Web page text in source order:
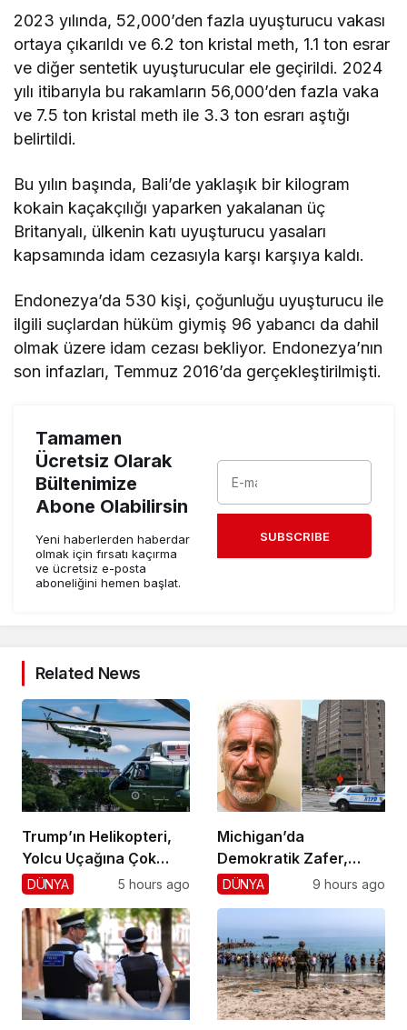
2023 yılında, 52,000’den fazla uyuşturucu vakası
ortaya çıkarıldı ve 6.2 ton kristal meth, 1.1 ton esrar
ve diğer sentetik uyuşturucular ele geçirildi. 2024
yılı itibarıyla bu rakamların 56,000’den fazla vaka
ve 7.5 ton kristal meth ile 3.3 ton esrarı aştığı
belirtildi.
Bu yılın başında, Bali’de yaklaşık bir kilogram
kokain kaçakçılığı yaparken yakalanan üç
Britanyalı, ülkenin katı uyuşturucu yasaları
kapsamında idam cezasıyla karşı karşıya kaldı.
Endonezya’da 530 kişi, çoğunluğu uyuşturucu ile
ilgili suçlardan hüküm giymiş 96 yabancı da dahil
olmak üzere idam cezası bekliyor. Endonezya’nın
son infazları, Temmuz 2016’da gerçekleştirilmişti.
Tamamen
Ücretsiz Olarak
Bültenimize
Abone Olabilirsin
Yeni haberlerden haberdar
olmak için fırsatı kaçırma
ve ücretsiz e-posta
aboneliğini hemen başlat.
SUBSCRIBE
Related News
Trump’ın Helikopteri,
Yolcu Uçağına Çok
Yaklaştı!
DÜNYA 5 hours ago
Michigan’da
Demokratik Zafer,
Cumhuriyetçilere
DÜNYA 9 hours ago